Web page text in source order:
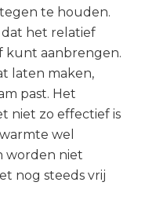
te houden.
dat het relatief
kunt aanbrengen.
laten maken,
past. Het
niet zo effectief is
wel
worden niet
nog steeds vrij